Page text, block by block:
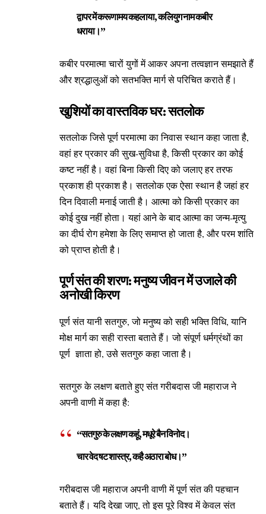
द्वापर में करूणामय कहलाया, कलियुग नाम कबीर
धराया।”
कबीर परमात्मा चारों युगों में आकर अपना तत्वज्ञान समझाते हैं
और श्रद्धालुओं को सतभक्ति मार्ग से परिचित कराते हैं।
खुशियों का वास्तविक घर: सतलोक
सतलोक जिसे पूर्ण परमात्मा का निवास स्थान कहा जाता है,
वहां हर प्रकार की सुख-सुविधा है, किसी प्रकार का कोई
कष्ट नहीं है। वहां बिना किसी दिए को जलाए हर तरफ
प्रकाश ही प्रकाश है। सतलोक एक ऐसा स्थान है जहां हर
दिन दिवाली मनाई जाती है। आत्मा को किसी प्रकार का
कोई दुख नहीं होता। यहां आने के बाद आत्मा का जन्म-मृत्यु
का दीर्घ रोग हमेशा के लिए समाप्त हो जाता है, और परम शांति
को प्राप्त होती है।
पूर्ण संत की शरण: मनुष्य जीवन में उजाले की
अनोखी किरण
पूर्ण संत यानी सतगुरु, जो मनुष्य को सही भक्ति विधि, यानि
मोक्ष मार्ग का सही रास्ता बताते हैं। जो संपूर्ण धर्मग्रंथों का
पूर्ण ज्ञाता हो, उसे सतगुरु कहा जाता है।
सतगुरु के लक्षण बताते हुए संत गरीबदास जी महाराज ने
अपनी वाणी में कहा है:
“सतगुरु के लक्षण कहूं, मधूरे बैन विनोद।
चार वेद षट शास्त्र, कहै अठारा बोध।”
गरीबदास जी महाराज अपनी वाणी में पूर्ण संत की पहचान
बताते हैं। यदि देखा जाए, तो इस पूरे विश्व में केवल संत